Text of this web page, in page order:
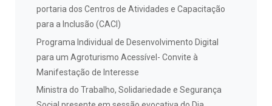
portaria dos Centros de Atividades e Capacitação
para a Inclusão (CACI)
Programa Individual de Desenvolvimento Digital
para um Agroturismo Acessível- Convite à
Manifestação de Interesse
Ministra do Trabalho, Solidariedade e Segurança